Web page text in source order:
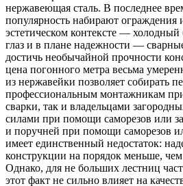
нержавеющая сталь. В последнее
популярность набирают ограждения
эстетическом контексте — холодный
глаз и в плане надежности —
достичь необычайной прочности
цена погонного метра весьма
из нержавейки позволяет собирать
профессиональным монтажникам
сварки, так и владельцами
силами при помощи саморезов или
и поручней при помощи саморезов
имеет единственный недостаток:
конструкции на порядок меньше,
Однако, для не больших лестниц
этот факт не сильно влияет на